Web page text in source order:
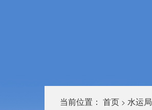
当前位置： 首页 > 水运局